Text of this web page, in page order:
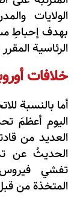
الولايات
بهدف إحباطِ
الرئاسية المقرر
خلافات
أما بالنسبة
اليوم أعظمَ
العديد من
الحديثُ عن
تفشي فيروس
المتخذة من